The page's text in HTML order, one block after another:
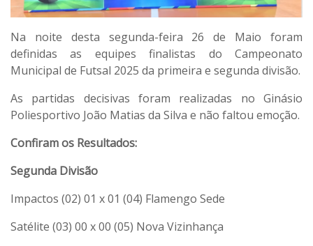
Na noite desta segunda-feira 26 de Maio foram
definidas as equipes finalistas do Campeonato
Municipal de Futsal 2025 da primeira e segunda divisão.
As partidas decisivas foram realizadas no Ginásio
Poliesportivo João Matias da Silva e não faltou emoção.
Confiram os Resultados:
Segunda Divisão
Impactos (02) 01 x 01 (04) Flamengo Sede
Satélite (03) 00 x 00 (05) Nova Vizinhança